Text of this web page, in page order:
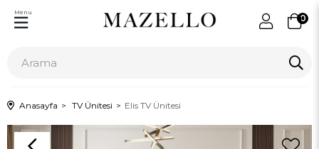
0
Menu
Anasayfa TV Ünitesi Elis TV Ünitesi